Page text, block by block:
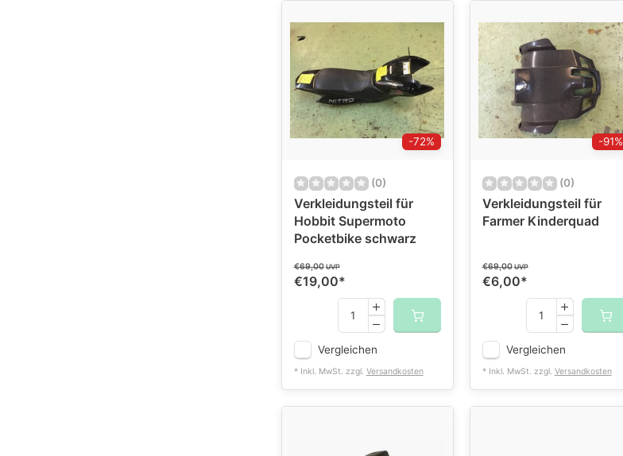
-72%
(0)
Verkleidungsteil für
Hobbit Supermoto
Pocketbike schwarz
€69,00UVP
€19,00*
Vergleichen
* Inkl. MwSt. zzgl. Versandkosten
-91%
(0)
Verkleidungsteil für
Farmer Kinderquad
€69,00UVP
€6,00*
Vergleichen
* Inkl. MwSt. zzgl. Versandkosten